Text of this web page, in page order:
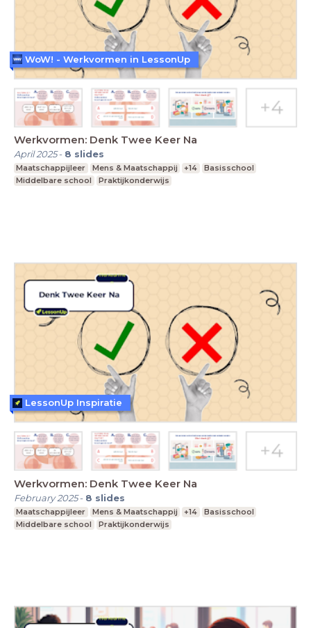
Werkvormen: Denk Twee Keer Na
April 2025- 8 slides
Maatschappijleer Mens & Maatschappij +14
Basisschool
Middelbare school
Praktijkonderwijs
WoW! - Werkvormen in LessonUp
Werkvormen: Denk Twee Keer Na
February 2025- 8 slides
Maatschappijleer Mens & Maatschappij +14
Basisschool
Middelbare school
Praktijkonderwijs
LessonUp Inspiratie